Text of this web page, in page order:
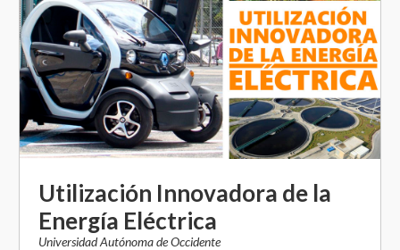
Utilización Innovadora de la
Energía Eléctrica
Universidad Autónoma de Occidente